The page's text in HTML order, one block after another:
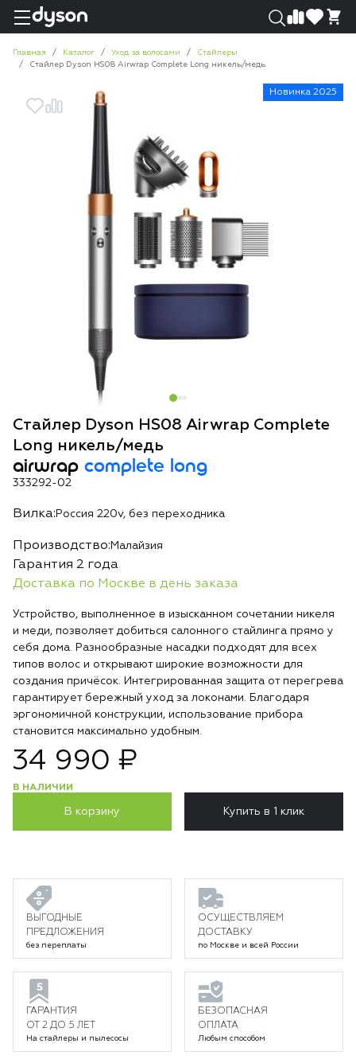
Главная Каталог Уход за волосами
Стайлеры
Стайлер Dyson HS08 Airwrap Complete Long никель/медь
Новинка 2025
Стайлер Dyson HS08 Airwrap Complete
Long никель/медь
airwrap complete long
333292-02
Вилка: Россия 220v, без переходника
Производство: Малайзия
Гарантия 2 года
Доставка по Москве в день заказа
Устройство, выполненное в изысканном сочетании никеля
и меди, позволяет добиться салонного стайлинга прямо у
себя дома. Разнообразные насадки подходят для всех
типов волос и открывают широкие возможности для
создания причёсок. Интегрированная защита от перегрева
гарантирует бережный уход за локонами. Благодаря
эргономичной конструкции, использование прибора
становится максимально удобным.
34 990 ₽
В НАЛИЧИИ
В корзину Купить в 1 клик
ВЫГОДНЫЕ
ПРЕДЛОЖЕНИЯ
без переплаты
ОСУЩЕСТВЛЯЕМ
ДОСТАВКУ
по Москве и всей России
ГАРАНТИЯ
ОТ 2 ДО 5 ЛЕТ
На стайлеры и пылесосы
БЕЗОПАСНАЯ
ОПЛАТА
Любым способом